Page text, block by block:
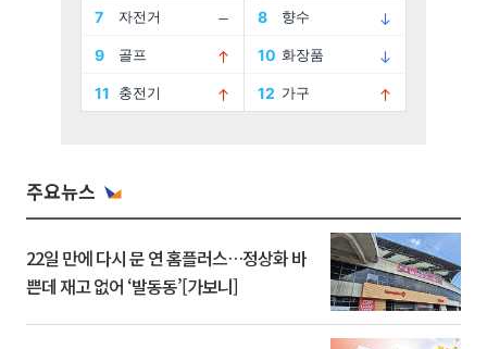
주요뉴스
22일 만에 다시 문 연 홈플러스…정상화 바
쁜데 재고 없어 ‘발동동’[가보니]